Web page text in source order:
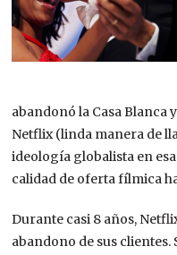
abandonó la Casa Blanca
Netflix (linda manera de
ideología globalista en
calidad de oferta fílmica
Durante casi 8 años,
abandono de sus